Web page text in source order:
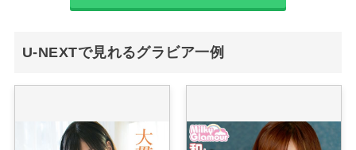
U-NEXTで見れるグラビア一例